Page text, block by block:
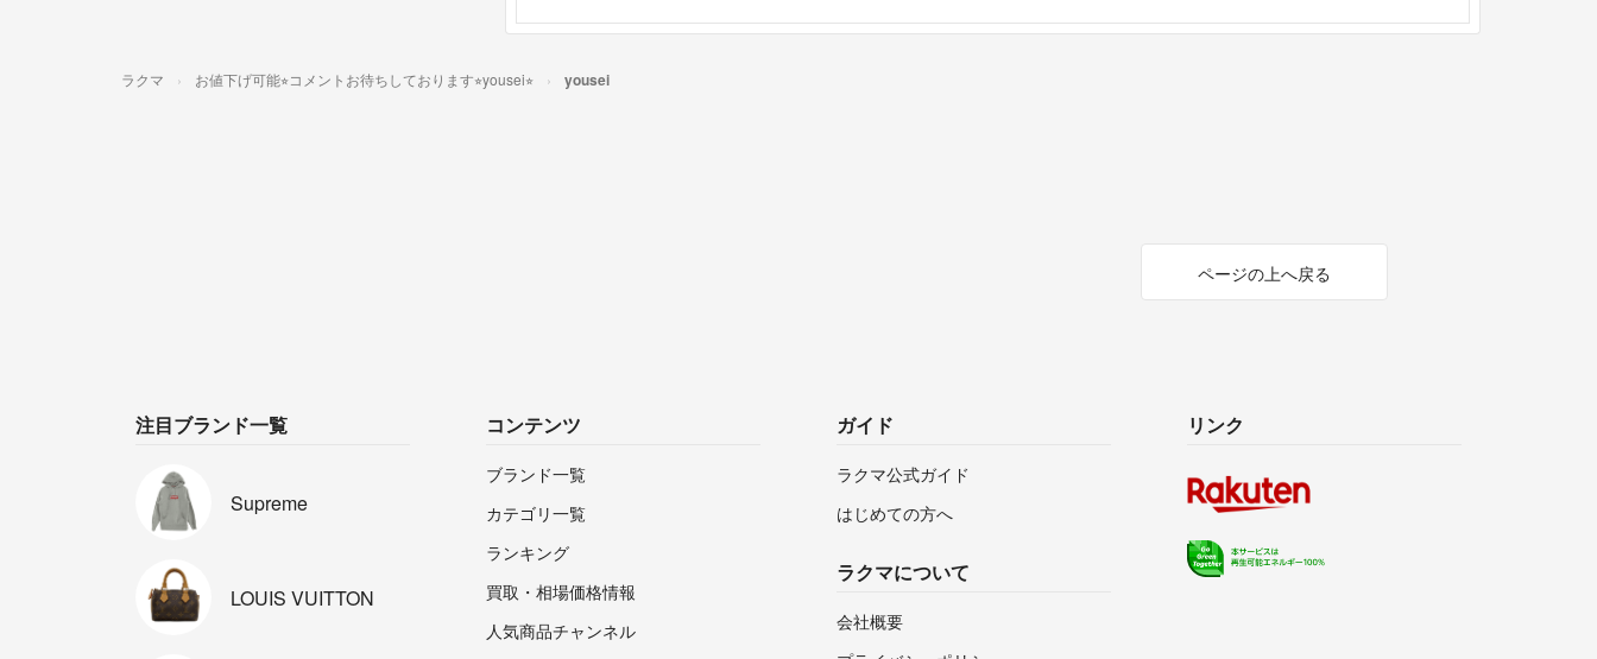
ラクマ お値下げ可能⭐︎コメントお待ちしております⭐︎yousei⭐︎ yousei
ページの上へ戻る
注目ブランド一覧
Supreme
LOUIS VUITTON
コンテンツ
ブランド一覧
カテゴリ一覧
ランキング
買取・相場価格情報
人気商品チャンネル
ガイド
ラクマ公式ガイド
はじめての方へ
ラクマについて
会社概要
リンク